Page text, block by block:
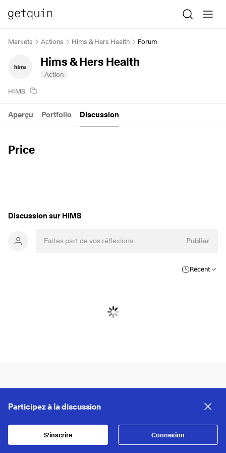
Markets Actions Hims & Hers Health Forum
Hims & Hers Health
Action
HIMS
Price
Aperçu Portfolio Discussion
Discussion sur HIMS
Publier
Récent
Participez à la discussion
S'inscrire Connexion